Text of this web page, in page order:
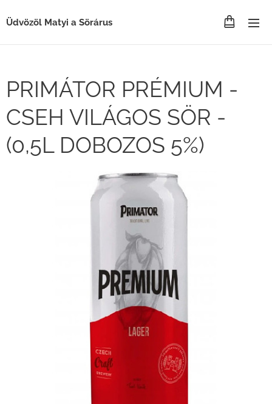
Üdvözöl Matyi a Sörárus
PRIMÁTOR PRÉMIUM -
CSEH VILÁGOS SÖR -
(0,5L DOBOZOS 5%)